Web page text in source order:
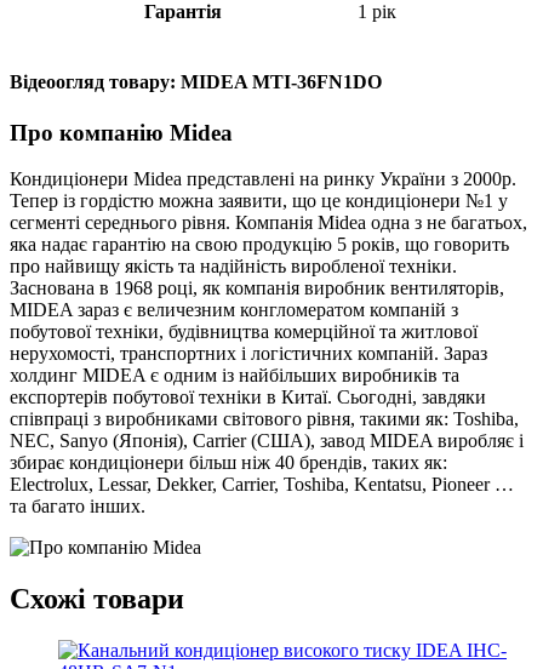
Гарантія 1 рік
Відеоогляд товару: MIDEA MTI-36FN1DO
Про компанію Midea
Кондиціонери Midea представлені на ринку України з 2000р.
Тепер із гордістю можна заявити, що це кондиціонери №1 у
сегменті середнього рівня. Компанія Midea одна з не багатьох,
яка надає гарантію на свою продукцію 5 років, що говорить
про найвищу якість та надійність виробленої техніки.
Заснована в 1968 році, як компанія виробник вентиляторів,
MIDEA зараз є величезним конгломератом компаній з
побутової техніки, будівництва комерційної та житлової
нерухомості, транспортних і логістичних компаній. Зараз
холдинг MIDEA є одним із найбільших виробників та
експортерів побутової техніки в Китаї. Сьогодні, завдяки
співпраці з виробниками світового рівня, такими як: Toshiba,
NEC, Sanyo (Японія), Carrier (США), завод MIDEA виробляє і
збирає кондиціонери більш ніж 40 брендів, таких як:
Electrolux, Lessar, Dekker, Carrier, Toshiba, Kentatsu, Pioneer …
та багато інших.
Схожі товари